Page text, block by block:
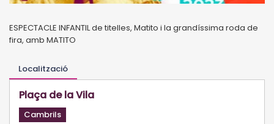
ESPECTACLE INFANTIL de titelles, Matito i la grandíssima roda de
fira, amb MATITO
Localització
Plaça de la Vila
Cambrils